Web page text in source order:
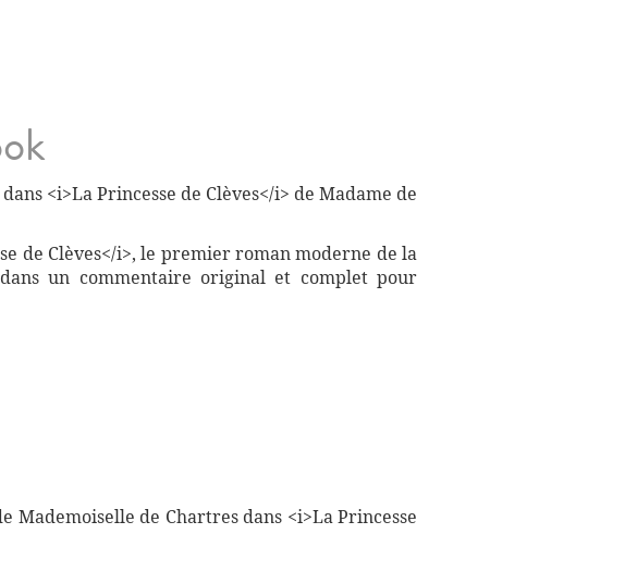
<i>La Princesse de Clèves</i> de Madame de
de Clèves</i>, le premier roman moderne de la
un commentaire original et complet pour
de Chartres dans <i>La Princesse